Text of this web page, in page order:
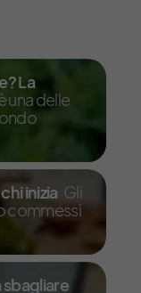
La
una delle
inizia Gli
commessi
sbagliare